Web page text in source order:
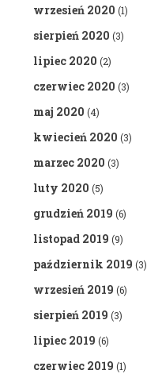
wrzesień 2020 (1)
sierpień 2020 (3)
lipiec 2020 (2)
czerwiec 2020 (3)
maj 2020 (4)
kwiecień 2020 (3)
marzec 2020 (3)
luty 2020 (5)
grudzień 2019 (6)
listopad 2019 (9)
październik 2019 (3)
wrzesień 2019 (6)
sierpień 2019 (3)
lipiec 2019 (6)
czerwiec 2019 (1)